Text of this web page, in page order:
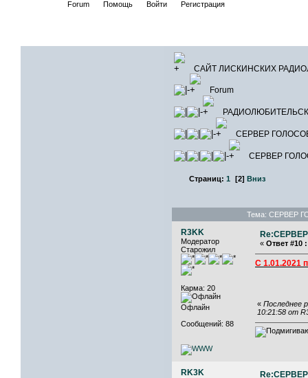
Forum Помощь Войти Регистрация
САЙТ ЛИСКИНСКИХ
Forum
СЕРВЕР
СЕРВЕР
Страниц: 1 [2] Вниз
Тема: СЕРВЕР
R3KK
Модератор
Старожил
Карма: 20
Офлайн
Сообщений: 88
« Ответ #10 :
C
« Последнее
10:21:58 от
RK3K